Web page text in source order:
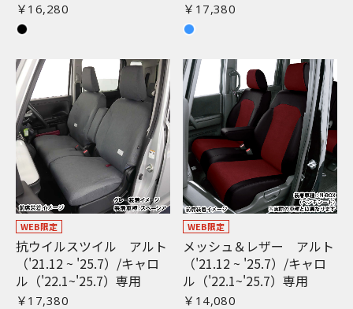
￥16,280 ￥17,380
WEB限定
抗ウイルスツイル アルト
（'21.12 ~ '25.7）/キャロ
ル（'22.1~'25.7）専用
￥17,380
WEB限定
メッシュ＆レザー アルト
（'21.12 ~ '25.7）/キャロ
ル（'22.1~'25.7）専用
￥14,080